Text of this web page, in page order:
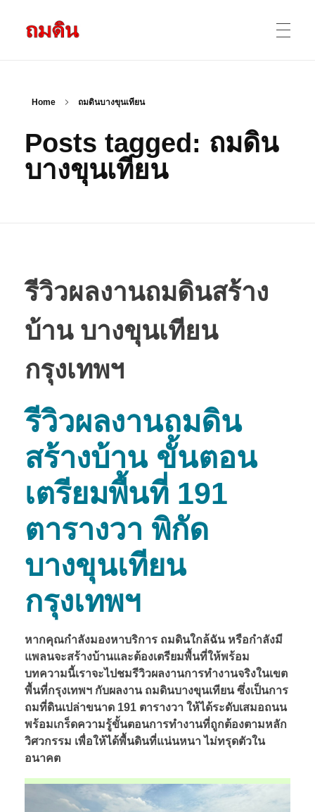
ผลงานถมดิน
Home ถมดินบางขุนเทียน
Posts tagged: ถมดิน
บางขุนเทียน
รีวิวผลงานถมดินสร้าง
บ้าน บางขุนเทียน
กรุงเทพฯ
รีวิวผลงานถมดิน
สร้างบ้าน ขั้นตอน
เตรียมพื้นที่ 191
ตารางวา พิกัด
บางขุนเทียน
กรุงเทพฯ
หากคุณกำลังมองหาบริการ ถมดินใกล้ฉัน หรือกำลังมี
แพลนจะสร้างบ้านและต้องเตรียมพื้นที่ให้พร้อม
บทความนี้เราจะไปชมรีวิวผลงานการทำงานจริงในเขต
พื้นที่กรุงเทพฯ กับผลงาน ถมดินบางขุนเทียน ซึ่งเป็นการ
ถมที่ดินเปล่าขนาด 191 ตารางวา ให้ได้ระดับเสมอถนน
พร้อมเกร็ดความรู้ขั้นตอนการทำงานที่ถูกต้องตามหลัก
วิศวกรรม เพื่อให้ได้พื้นดินที่แน่นหนา ไม่ทรุดตัวใน
อนาคต